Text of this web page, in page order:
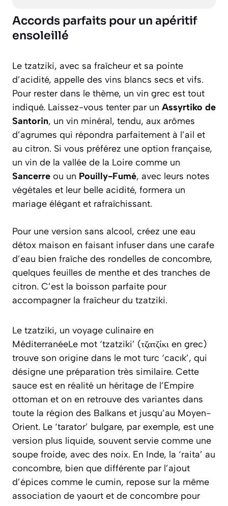
Accords parfaits pour un apéritif
ensoleillé
Le tzatziki, avec sa fraîcheur et sa pointe
d’acidité, appelle des vins blancs secs et vifs.
Pour rester dans le thème, un vin grec est tout
indiqué. Laissez-vous tenter par un Assyrtiko de
Santorin, un vin minéral, tendu, aux arômes
d’agrumes qui répondra parfaitement à l’ail et
au citron. Si vous préférez une option française,
un vin de la vallée de la Loire comme un
Sancerre ou un Pouilly-Fumé, avec leurs notes
végétales et leur belle acidité, formera un
mariage élégant et rafraîchissant.
Pour une version sans alcool, créez une eau
détox maison en faisant infuser dans une carafe
d’eau bien fraîche des rondelles de concombre,
quelques feuilles de menthe et des tranches de
citron. C’est la boisson parfaite pour
accompagner la fraîcheur du tzatziki.
Le tzatziki, un voyage culinaire en
MéditerranéeLe mot ‘tzatziki’ (τζατζίκι en grec)
trouve son origine dans le mot turc ‘cacık’, qui
désigne une préparation très similaire. Cette
sauce est en réalité un héritage de l’Empire
ottoman et on en retrouve des variantes dans
toute la région des Balkans et jusqu’au Moyen-
Orient. Le ‘tarator’ bulgare, par exemple, est une
version plus liquide, souvent servie comme une
soupe froide, avec des noix. En Inde, la ‘raita’ au
concombre, bien que différente par l’ajout
d’épices comme le cumin, repose sur la même
association de yaourt et de concombre pour